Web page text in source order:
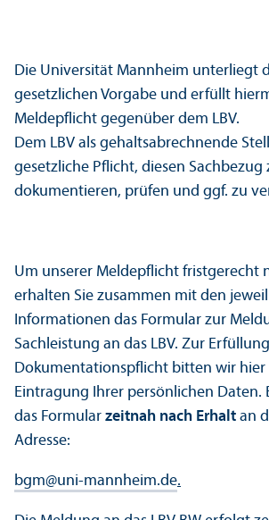
Die Universität Mannheim unterliegt
gesetzlichen Vorgabe und erfüllt
Meldepflicht gegenüber dem LBV.
Dem LBV als gehaltsabrechnende
gesetzliche Pflicht, diesen Sachbezug
dokumentieren, prüfen und ggf. zu
Um unserer Meldepflicht fristgerecht
erhalten Sie zusammen mit den
Informationen das Formular zur
Sachleistung an das LBV. Zur
Dokumentationspflicht bitten wir hier
Eintragung Ihrer persönlichen Daten.
das Formular zeitnah nach Erhalt an
Adresse:
bgm@uni-mannheim.de.